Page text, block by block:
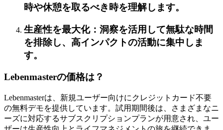
時や休憩を取るべき時を理解します。
生産性を最大化：洞察を活用して無駄な時間
を排除し、高インパクトの活動に集中しま
す。
Lebenmasterの価格は？
Lebenmasterは、新規ユーザー向けにクレジットカード不要
の無料デモを提供しています。試用期間後は、さまざまなニ
ーズに対応するサブスクリプションプランが用意され、ユー